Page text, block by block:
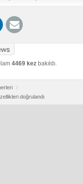
4469 kez bakıldı.
doğrulandı